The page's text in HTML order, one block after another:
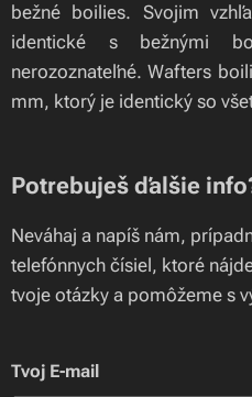
bežné boilies. Svojim
identické s bežnými
nerozoznateľné. Wafters
mm, ktorý je identický so
Potrebuješ ďalšie
Neváhaj a napíš nám,
telefónnych čísiel, ktoré
tvoje otázky a pomôžeme s
Tvoj E-mail